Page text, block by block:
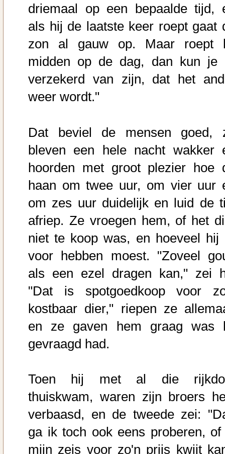
driemaal op een bepaalde tijd,
als hij de laatste keer roept gaat
zon al gauw op. Maar roept
midden op de dag, dan kun je
verzekerd van zijn, dat het
weer wordt."
Dat beviel de mensen goed,
bleven een hele nacht wakker
hoorden met groot plezier hoe
haan om twee uur, om vier uur
om zes uur duidelijk en luid de
afriep. Ze vroegen hem, of het
niet te koop was, en hoeveel hij
voor hebben moest. "Zoveel
als een ezel dragen kan," zei
"Dat is spotgoedkoop voor
kostbaar dier," riepen ze
en ze gaven hem graag was
gevraagd had.
Toen hij met al die
thuiskwam, waren zijn broers
verbaasd, en de tweede zei:
ga ik toch ook eens proberen,
mijn zeis voor zo'n prijs kwijt